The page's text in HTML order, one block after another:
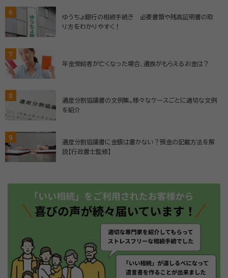
6
ゆうちょ銀行の相続手続き 必要書類や残高証明書の取
り方をわかりやすく！
7
年金受給者が亡くなった場合、遺族がもらえるお金は？
8
遺産分割協議書の文例集。様々なケースごとに適切な文例
を紹介
9
遺産分割協議書に金額は書かない？預金の記載方法を解
説【行政書士監修】